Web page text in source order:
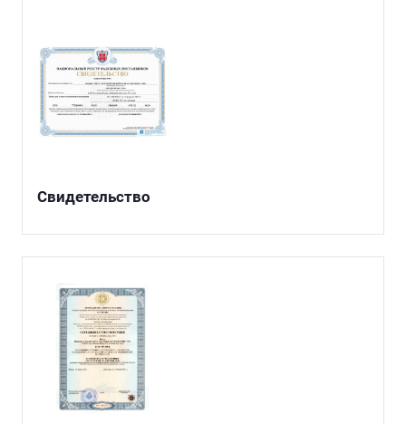
Свидетельство